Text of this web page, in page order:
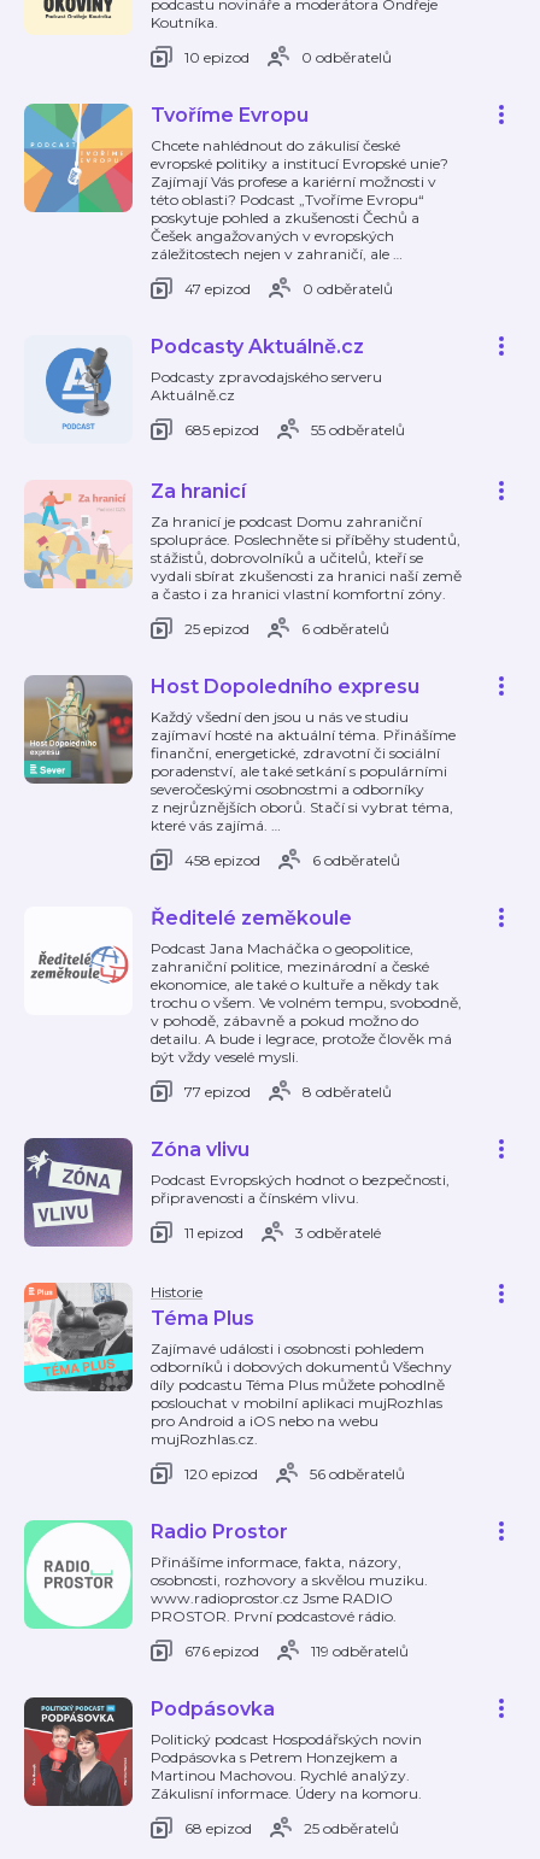
podcastu novináře a moderátora Ondřeje
Koutníka.
10 epizod
0 odběratelů
Tvoříme Evropu
Chcete nahlédnout do zákulisí české
evropské politiky a institucí Evropské unie?
Zajímají Vás profese a kariérní možnosti v
této oblasti? Podcast „Tvoříme Evropu“
poskytuje pohled a zkušenosti Čechů a
Češek angažovaných v evropských
záležitostech nejen v zahraničí, ale …
47 epizod
0 odběratelů
Podcasty Aktuálně.cz
Podcasty zpravodajského serveru
Aktuálně.cz
685 epizod
55 odběratelů
Za hranicí
Za hranicí je podcast Domu zahraniční
spolupráce. Poslechněte si příběhy studentů,
stážistů, dobrovolníků a učitelů, kteří se
vydali sbírat zkušenosti za hranici naší země
a často i za hranici vlastní komfortní zóny.
25 epizod
6 odběratelů
Host Dopoledního expresu
Každý všední den jsou u nás ve studiu
zajímaví hosté na aktuální téma. Přinášíme
finanční, energetické, zdravotní či sociální
poradenství, ale také setkání s populárními
severočeskými osobnostmi a odborníky
z nejrůznějších oborů. Stačí si vybrat téma,
které vás zajímá. …
458 epizod
6 odběratelů
Ředitelé zeměkoule
Podcast Jana Macháčka o geopolitice,
zahraniční politice, mezinárodní a české
ekonomice, ale také o kultuře a někdy tak
trochu o všem. Ve volném tempu, svobodně,
v pohodě, zábavně a pokud možno do
detailu. A bude i legrace, protože člověk má
být vždy veselé mysli.
77 epizod
8 odběratelů
Zóna vlivu
Podcast Evropských hodnot o bezpečnosti,
připravenosti a čínském vlivu.
11 epizod
3 odběratelé
Historie
Téma Plus
Zajímavé události i osobnosti pohledem
odborníků i dobových dokumentů Všechny
díly podcastu Téma Plus můžete pohodlně
poslouchat v mobilní aplikaci mujRozhlas
pro Android a iOS nebo na webu
mujRozhlas.cz.
120 epizod
56 odběratelů
Radio Prostor
Přinášíme informace, fakta, názory,
osobnosti, rozhovory a skvělou muziku.
www.radioprostor.cz Jsme RADIO
PROSTOR. První podcastové rádio.
676 epizod
119 odběratelů
Podpásovka
Politický podcast Hospodářských novin
Podpásovka s Petrem Honzejkem a
Martinou Machovou. Rychlé analýzy.
Zákulisní informace. Údery na komoru.
68 epizod
25 odběratelů